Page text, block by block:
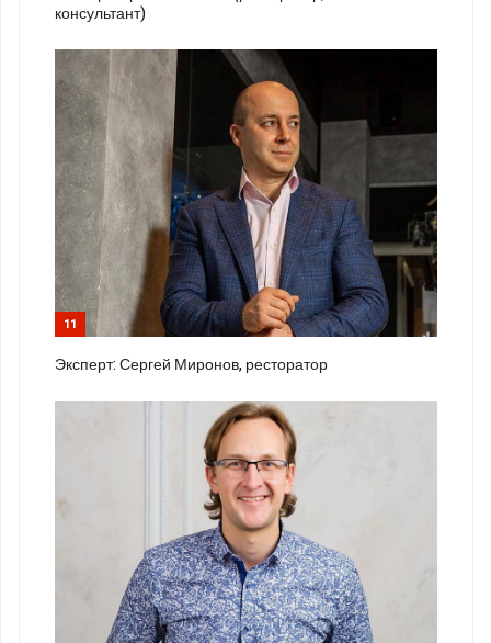
консультант)
11
Эксперт: Сергей Миронов, ресторатор